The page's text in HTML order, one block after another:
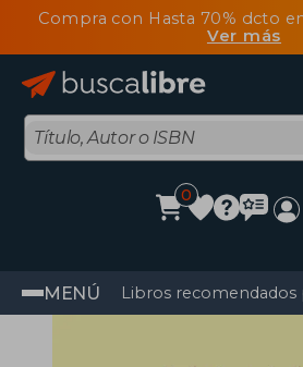
Compra con Hasta 70% dcto
Ver más
0
MENÚ Libros recomendados